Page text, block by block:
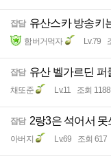
잡담 유산스카 방송키
함버거먹자 Lv.79
잡담 유산 벨가르딘 퍼
채또준 Lv.11 조회 1188
잡담 2랑3은 석어서 못
아버지 Lv.69 조회 617